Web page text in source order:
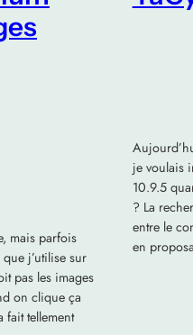
mais parfois
j’utilise sur
pas les images
on clique ça
fait tellement
je voulais
10.9.5
? La
entre le
en